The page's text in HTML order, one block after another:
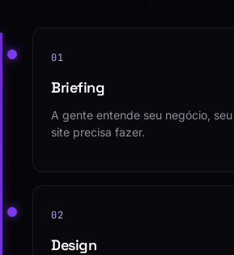
01
Briefing
A gente entende seu negócio,
site precisa fazer.
02
Design